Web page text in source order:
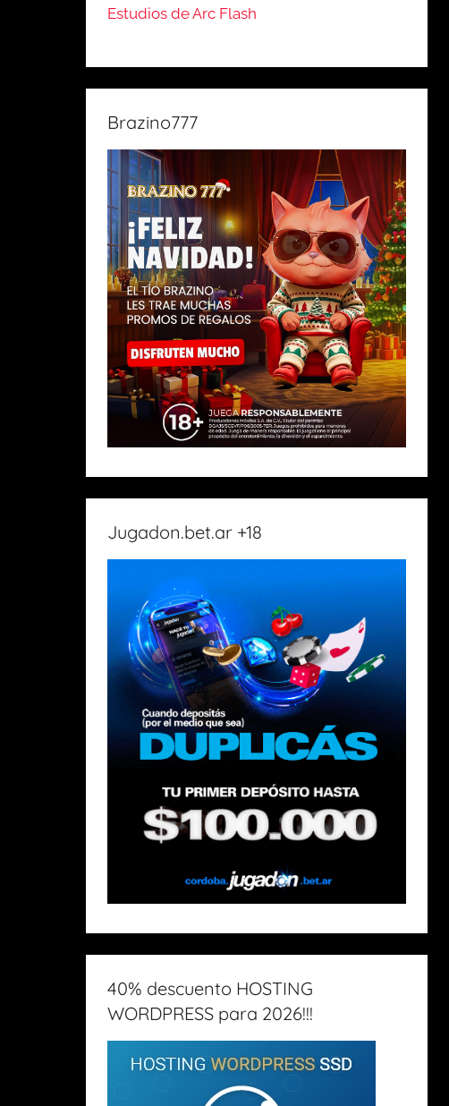
Estudios de Arc Flash
Brazino777
Jugadon.bet.ar +18
40% descuento HOSTING
WORDPRESS para 2026!!!